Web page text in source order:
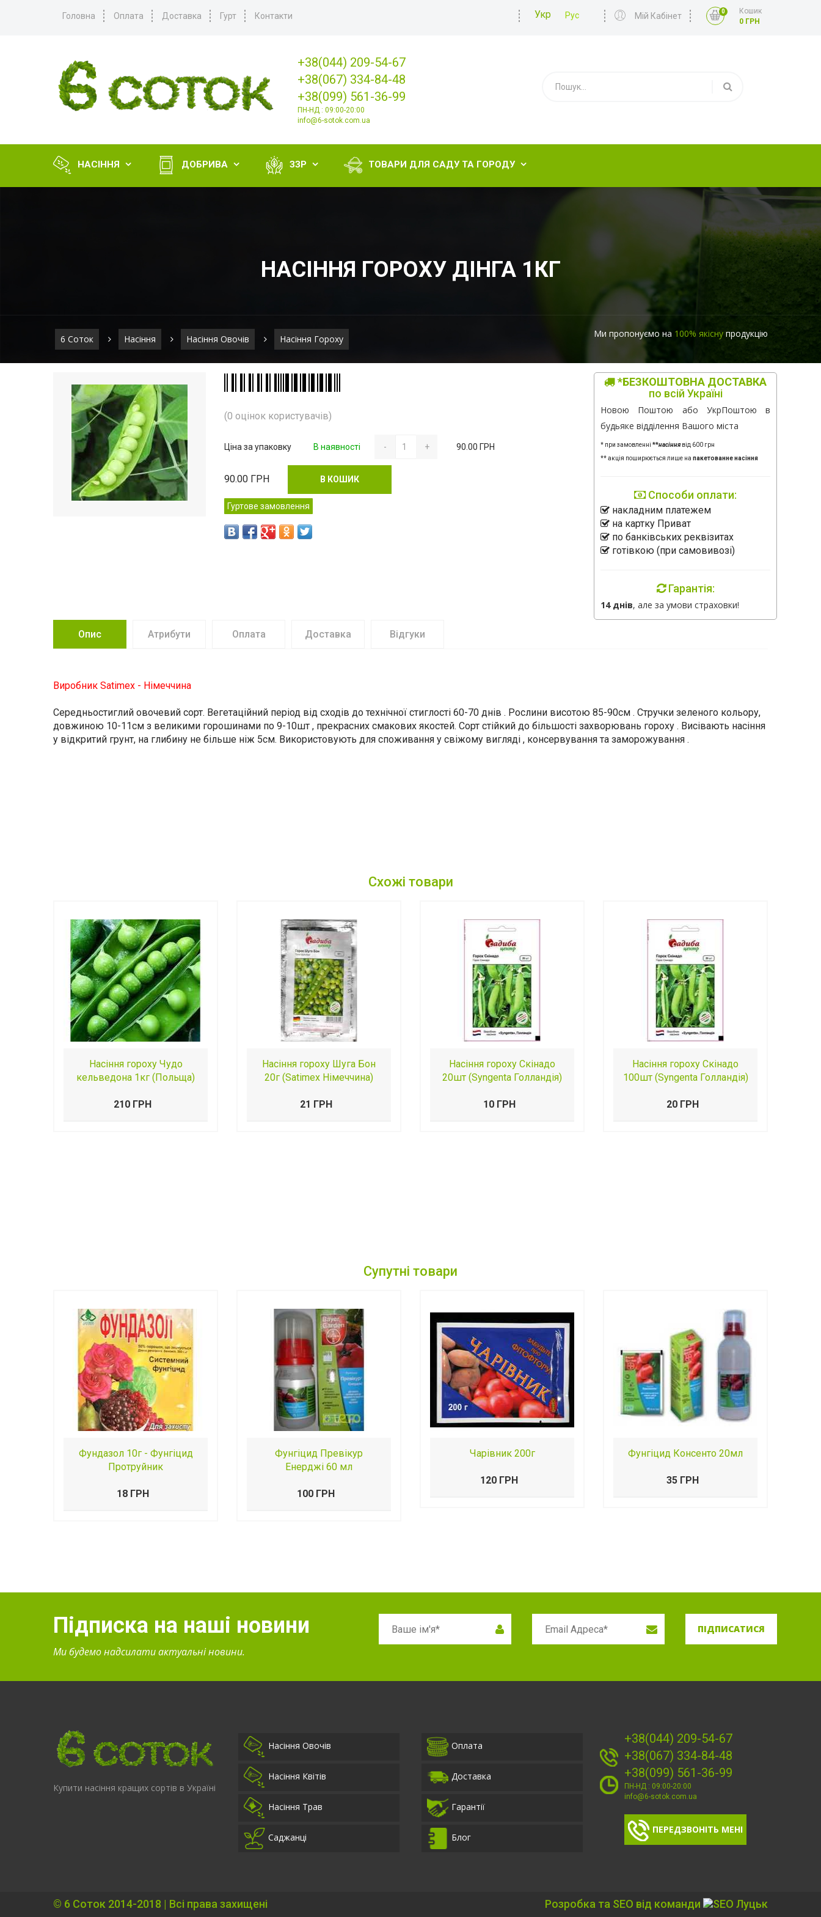
Головна Оплата Доставка Гурт Контакти Укр Рус Мій Кабінет 0
Кошик
0 ГРН
+38(044) 209-54-67
+38(067) 334-84-48
+38(099) 561-36-99
ПН-НД : 09:00-20:00
info@6-sotok.com.ua
НАСІННЯ  ДОБРИВА  ЗЗР  ТОВАРИ ДЛЯ САДУ ТА ГОРОДУ 
НАСІННЯ ГОРОХУ ДІНГА 1КГ
6 Соток Насіння Насіння Овочів Насіння Гороху Ми пропонуємо на 100% якісну продукцію
(0 оцінок користувачів)
Ціна за упаковку В наявності - + 90.00 ГРН
90.00 ГРН В КОШИК
Гуртове замовлення
*БЕЗКОШТОВНА ДОСТАВКА
по всій Україні
Новою Поштою або УкрПоштою в
будьяке відділення Вашого міста
* при замовленні **насіннявід 600 грн
** акція поширюється лише на пакетованне насіння
Способи оплати:
накладним платежем
на картку Приват
по банківських реквізитах
готівкою (при самовивозі)
Гарантія:
14 днів, але за умови страховки!
Опис Атрибути Оплата Доставка Відгуки
Виробник Satimex - Німеччина
Середньостиглий овочевий сорт. Вегетаційний період від сходів до технічної стиглості 60-70 днів . Рослини висотою 85-90см . Стручки зеленого кольору,
довжиною 10-11см з великими горошинами по 9-10шт , прекрасних смакових якостей. Сорт стійкий до більшості захворювань гороху . Висівають насіння
у відкритий грунт, на глибину не більше ніж 5см. Використовують для споживання у свіжому вигляді , консервування та заморожування .
Схожі товари
Насіння гороху Чудо
кельведона 1кг (Польща)
210 ГРН
Насіння гороху Шуга Бон
20г (Satimex Німеччина)
21 ГРН
Насіння гороху Скінадо
20шт (Syngenta Голландія)
10 ГРН
Насіння гороху Скінадо
100шт (Syngenta Голландія)
20 ГРН
Супутні товари
Фундазол 10г - Фунгіцид
Протруйник
18 ГРН
Фунгіцид Превікур
Енерджі 60 мл
100 ГРН
Чарівник 200г
120 ГРН
Фунгіцид Консенто 20мл
35 ГРН
Підписка на наші новини
Ми будемо надсилати актуальні новини.
ПІДПИСАТИСЯ
Купити насіння кращих сортів в Україні
Насіння Овочів
Насіння Квітів
Насіння Трав
Саджанці
Оплата
Доставка
Гарантії
Блог
+38(044) 209-54-67
+38(067) 334-84-48
+38(099) 561-36-99
ПН-НД : 09:00-20:00
info@6-sotok.com.ua
ПЕРЕДЗВОНІТЬ МЕНІ
© 6 Соток 2014-2018 | Всі права захищені Розробка та SEO від команди